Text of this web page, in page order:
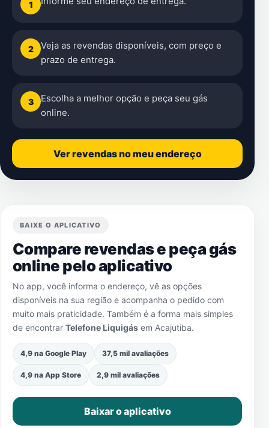
1
2
Veja as revendas disponíveis, com preço e
prazo de entrega.
3
Escolha a melhor opção e peça seu gás
online.
Ver revendas no meu endereço
BAIXE O APLICATIVO
Compare revendas e peça gás
online pelo aplicativo
No app, você informa o endereço, vê as opções
disponíveis na sua região e acompanha o pedido com
muito mais praticidade. Também é a forma mais simples
de encontrar Telefone Liquigás em Acajutiba.
4,9 na Google Play 37,5 mil avaliações
4,9 na App Store 2,9 mil avaliações
Baixar o aplicativo